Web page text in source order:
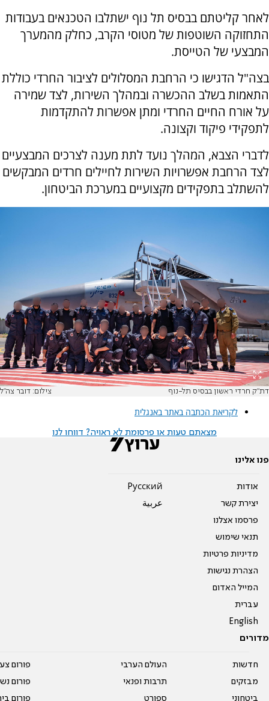
לאחר קליטתם בבסיס תל נוף ישתלבו הטכנאים בעבודות
התחזוקה השוטפות של מטוסי הקרב, כחלק מהמערך
המבצעי של הטייסת.
בצה"ל הדגישו כי הרחבת המסלולים לציבור החרדי כוללת
התאמות בשלב ההכשרה ובמהלך השירות, לצד שמירה
על אורח החיים החרדי ומתן אפשרות להתקדמות
לתפקידי פיקוד וקצונה.
לדברי הצבא, המהלך נועד לתת מענה לצרכים המבצעיים
לצד הרחבת אפשרויות השירות לחיילים חרדים המבקשים
להשתלב בתפקידים מקצועיים במערכת הביטחון.
דת"ק חרדי ראשון בבסיס תל-נוף צילום: דובר צה"ל
לקריאת הכתבה באתר באנגלית
מצאתם טעות או פרסומת לא ראויה? דווחו לנו
פנו אלינו
אודות
יצירת קשר
פרסמו אצלנו
תנאי שימוש
מדיניות פרטיות
הצהרת נגישות
המייל האדום
עברית
English
Pусский
عربية
מדורים
חדשות
מבזקים
ביטחוני
העולם הערבי
תרבות ופנאי
ספורט
פורום
פורום
פורום